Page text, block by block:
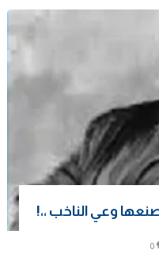
وعي الناخب ،،!
0